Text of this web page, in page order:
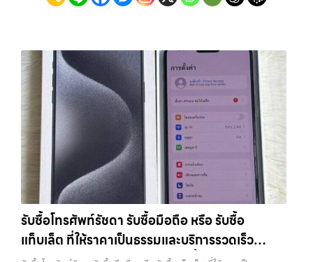
รับซื้อโทรศัพท์รัชดา รับซื้อมือถือ หรือ รับซื้อ
แท็บเล็ต ที่ให้ราคาเป็นธรรมและบริการรวดเร็ว